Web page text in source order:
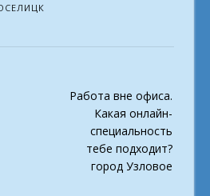
Работа вне офиса.
Какая онлайн-
специальность
тебе подходит?
город Узловое